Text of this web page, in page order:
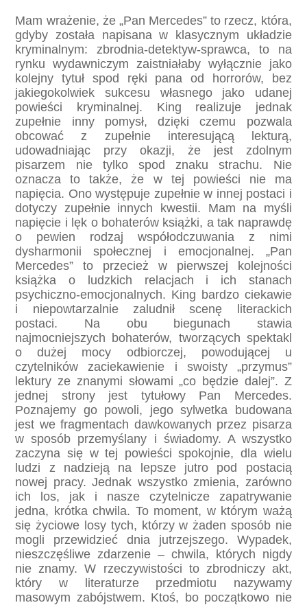
Mam wrażenie, że „Pan Mercedes” to rzecz, która,
gdyby została napisana w klasycznym układzie
kryminalnym: zbrodnia-detektyw-sprawca, to na
rynku wydawniczym zaistniałaby wyłącznie jako
kolejny tytuł spod ręki pana od horrorów, bez
jakiegokolwiek sukcesu własnego jako udanej
powieści kryminalnej. King realizuje jednak
zupełnie inny pomysł, dzięki czemu pozwala
obcować z zupełnie interesującą lekturą,
udowadniając przy okazji, że jest zdolnym
pisarzem nie tylko spod znaku strachu. Nie
oznacza to także, że w tej powieści nie ma
napięcia. Ono występuje zupełnie w innej postaci i
dotyczy zupełnie innych kwestii. Mam na myśli
napięcie i lęk o bohaterów książki, a tak naprawdę
o pewien rodzaj współodczuwania z nimi
dysharmonii społecznej i emocjonalnej. „Pan
Mercedes” to przecież w pierwszej kolejności
książka o ludzkich relacjach i ich stanach
psychiczno-emocjonalnych. King bardzo ciekawie
i niepowtarzalnie zaludnił scenę literackich
postaci. Na obu biegunach stawia
najmocniejszych bohaterów, tworzących spektakl
o dużej mocy odbiorczej, powodującej u
czytelników zaciekawienie i swoisty „przymus”
lektury ze znanymi słowami „co będzie dalej”. Z
jednej strony jest tytułowy Pan Mercedes.
Poznajemy go powoli, jego sylwetka budowana
jest we fragmentach dawkowanych przez pisarza
w sposób przemyślany i świadomy. A wszystko
zaczyna się w tej powieści spokojnie, dla wielu
ludzi z nadzieją na lepsze jutro pod postacią
nowej pracy. Jednak wszystko zmienia, zarówno
ich los, jak i nasze czytelnicze zapatrywanie
jedna, krótka chwila. To moment, w którym ważą
się życiowe losy tych, którzy w żaden sposób nie
mogli przewidzieć dnia jutrzejszego. Wypadek,
nieszczęśliwe zdarzenie – chwila, których nigdy
nie znamy. W rzeczywistości to zbrodniczy akt,
który w literaturze przedmiotu nazywamy
masowym zabójstwem. Ktoś, bo początkowo nie